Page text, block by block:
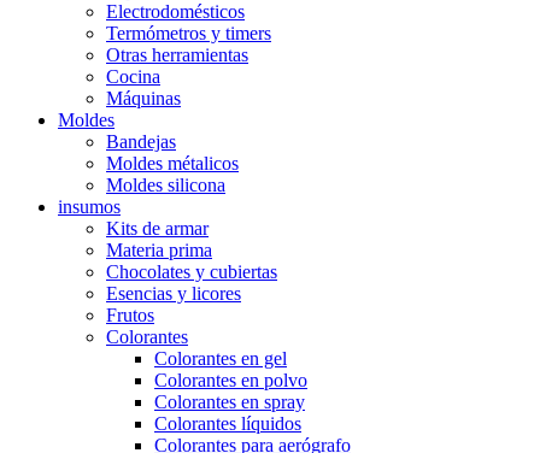
Electrodomésticos
Termómetros y timers
Otras herramientas
Cocina
Máquinas
Moldes
Bandejas
Moldes métalicos
Moldes silicona
insumos
Kits de armar
Materia prima
Chocolates y cubiertas
Esencias y licores
Frutos
Colorantes
Colorantes en gel
Colorantes en polvo
Colorantes en spray
Colorantes líquidos
Colorantes para aerógrafo